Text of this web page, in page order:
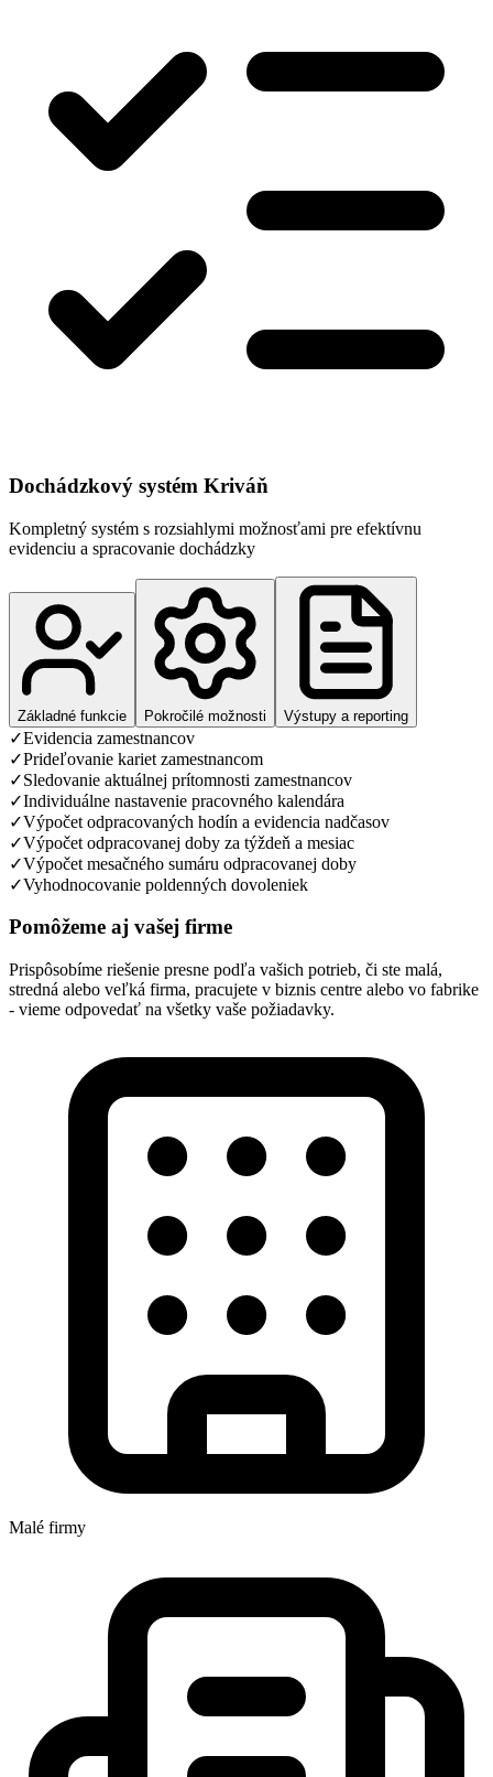
Dochádzkový systém Kriváň
Kompletný systém s rozsiahlymi možnosťami pre efektívnu
evidenciu a spracovanie dochádzky
Základné funkcie Pokročilé možnosti Výstupy a reporting
✓Evidencia zamestnancov
✓Prideľovanie kariet zamestnancom
✓Sledovanie aktuálnej prítomnosti zamestnancov
✓Individuálne nastavenie pracovného kalendára
✓Výpočet odpracovaných hodín a evidencia nadčasov
✓Výpočet odpracovanej doby za týždeň a mesiac
✓Výpočet mesačného sumáru odpracovanej doby
✓Vyhodnocovanie poldenných dovoleniek
Pomôžeme aj vašej firme
Prispôsobíme riešenie presne podľa vašich potrieb, či ste malá,
stredná alebo veľká firma, pracujete v biznis centre alebo vo fabrike
- vieme odpovedať na všetky vaše požiadavky.
Malé firmy